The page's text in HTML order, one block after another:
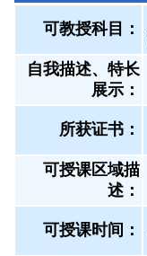
可教授科目：
自我描述、特长
展示 ：
所获证书 ：
可授课区域描
述：
可授课时间：